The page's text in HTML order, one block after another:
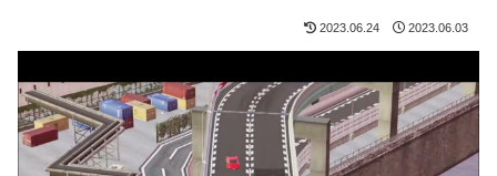
2023.06.24 2023.06.03